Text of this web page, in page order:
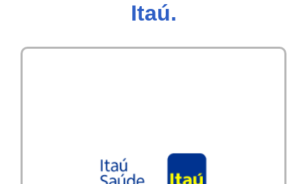
Itaú.